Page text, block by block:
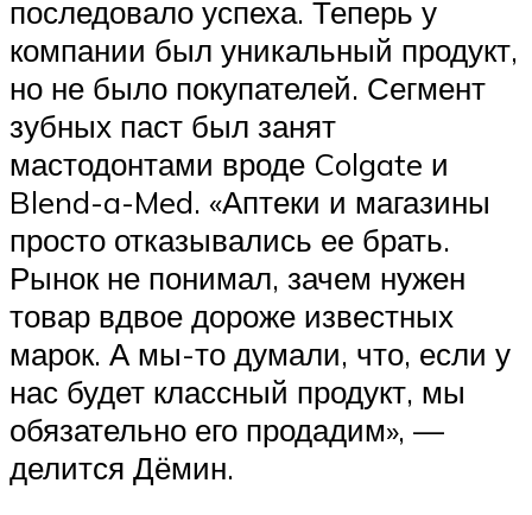
последовало успеха. Теперь у
компании был уникальный продукт,
но не было покупателей. Сегмент
зубных паст был занят
мастодонтами вроде Colgate и
Blend-a-Med. «Аптеки и магазины
просто отказывались ее брать.
Рынок не понимал, зачем нужен
товар вдвое дороже известных
марок. А мы-то думали, что, если у
нас будет классный продукт, мы
обязательно его продадим», —
делится Дёмин.